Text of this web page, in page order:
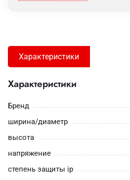
Характеристики
Характеристики
Бренд
ширина/диаметр
высота
напряжение
степень защиты ip